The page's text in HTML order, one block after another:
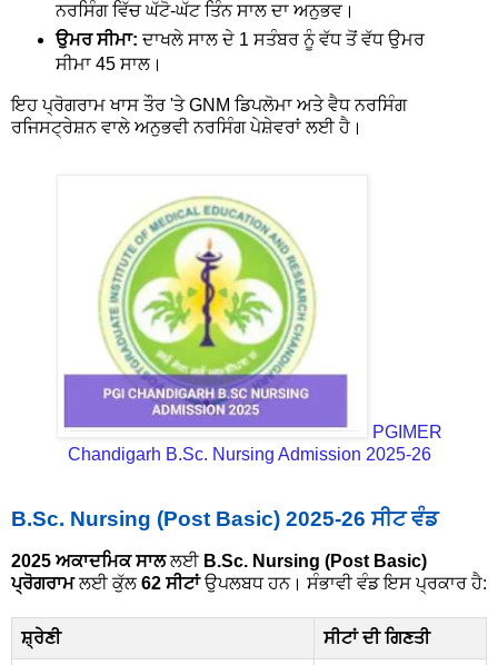
ਨਰਸਿੰਗ ਵਿੱਚ ਘੱਟੋ-ਘੱਟ ਤਿੰਨ ਸਾਲ ਦਾ ਅਨੁਭਵ।
ਉਮਰ ਸੀਮਾ: ਦਾਖਲੇ ਸਾਲ ਦੇ 1 ਸਤੰਬਰ ਨੂੰ ਵੱਧ ਤੋਂ ਵੱਧ ਉਮਰ
ਸੀਮਾ 45 ਸਾਲ।
ਇਹ ਪ੍ਰੋਗਰਾਮ ਖਾਸ ਤੌਰ 'ਤੇ GNM ਡਿਪਲੋਮਾ ਅਤੇ ਵੈਧ ਨਰਸਿੰਗ
ਰਜਿਸਟ੍ਰੇਸ਼ਨ ਵਾਲੇ ਅਨੁਭਵੀ ਨਰਸਿੰਗ ਪੇਸ਼ੇਵਰਾਂ ਲਈ ਹੈ।
PGIMER
Chandigarh B.Sc. Nursing Admission 2025-26
B.Sc. Nursing (Post Basic) 2025-26 ਸੀਟ ਵੰਡ
2025 ਅਕਾਦਮਿਕ ਸਾਲਲਈ B.Sc. Nursing (Post Basic)
ਪ੍ਰੋਗਰਾਮਲਈ ਕੁੱਲ 62 ਸੀਟਾਂਉਪਲਬਧ ਹਨ। ਸੰਭਾਵੀ ਵੰਡ ਇਸ ਪ੍ਰਕਾਰ ਹੈ:
ਸ਼੍ਰੇਣੀ ਸੀਟਾਂ ਦੀ ਗਿਣਤੀ